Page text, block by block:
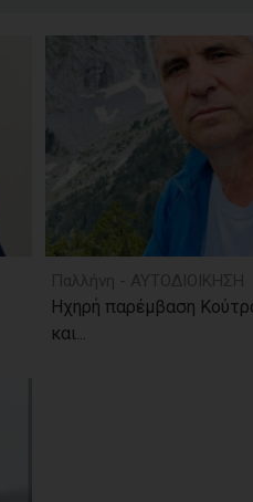
Ηχηρή παρέμβαση
και...